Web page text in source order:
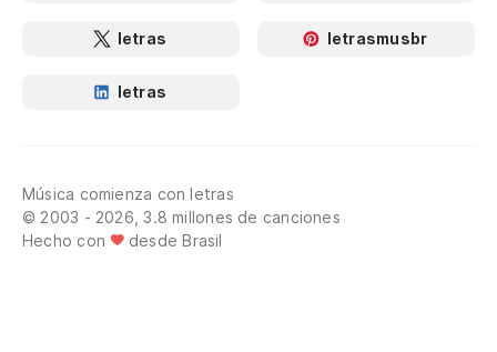
letras letrasmusbr
letras
Música comienza con letras
© 2003 - 2026, 3.8 millones de canciones
Hecho con
desde Brasil